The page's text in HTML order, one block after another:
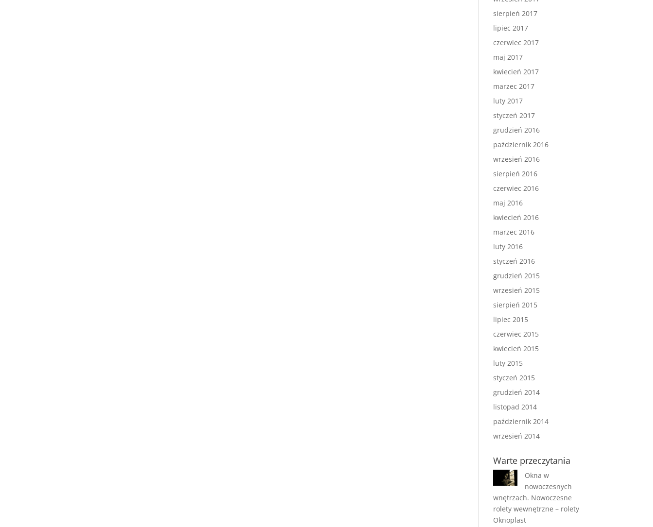
sierpień 2017
lipiec 2017
czerwiec 2017
maj 2017
kwiecień 2017
marzec 2017
luty 2017
styczeń 2017
grudzień 2016
październik 2016
wrzesień 2016
sierpień 2016
czerwiec 2016
maj 2016
kwiecień 2016
marzec 2016
luty 2016
styczeń 2016
grudzień 2015
wrzesień 2015
sierpień 2015
lipiec 2015
czerwiec 2015
kwiecień 2015
luty 2015
styczeń 2015
grudzień 2014
listopad 2014
październik 2014
wrzesień 2014
Warte przeczytania
Okna w
nowoczesnych
wnętrzach. Nowoczesne
rolety wewnętrzne – rolety
Oknoplast